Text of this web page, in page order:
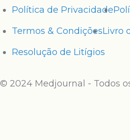
Política de Privacidade
Termos & CondiçõesLivro
Resolução de Litígios
© 2024 Medjournal - Todos